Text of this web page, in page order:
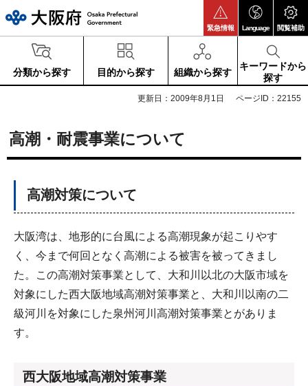
緊急情報 Language 閲覧補助
分類から探す 目的から探す 組織から探す
キーワードから
探す
更新日：2009年8月1日 ページID：22155
高潮・耐震事業について
高潮対策について
大阪湾は、地形的に台風による高潮現象が起こりやす
く、今まで何回となく高潮による被害を被ってきまし
た。この高潮対策事業として、大和川以北の大阪市域を
対象にした西大阪地域高潮対策事業と、大和川以南の二
級河川を対象にした泉州河川高潮対策事業とがありま
す。
西大阪地域高潮対策事業